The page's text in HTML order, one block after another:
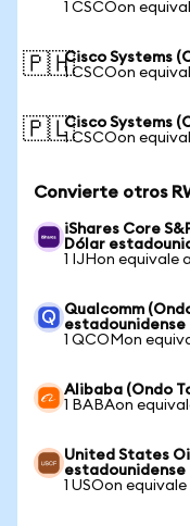
1 CSCOon
🇵🇭Cisco Systems
1 CSCOon
🇵🇱Cisco Systems
1 CSCOon
Convierte otros
iShares Core
Dólar
1 IJHon equivale
Qualcomm
estadounidense
1 QCOMon
Alibaba (Ondo
1 BABAon
United States
estadounidense
1 USOon equivale